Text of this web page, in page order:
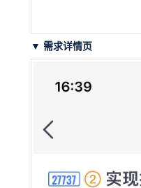
▼ 需求详情页